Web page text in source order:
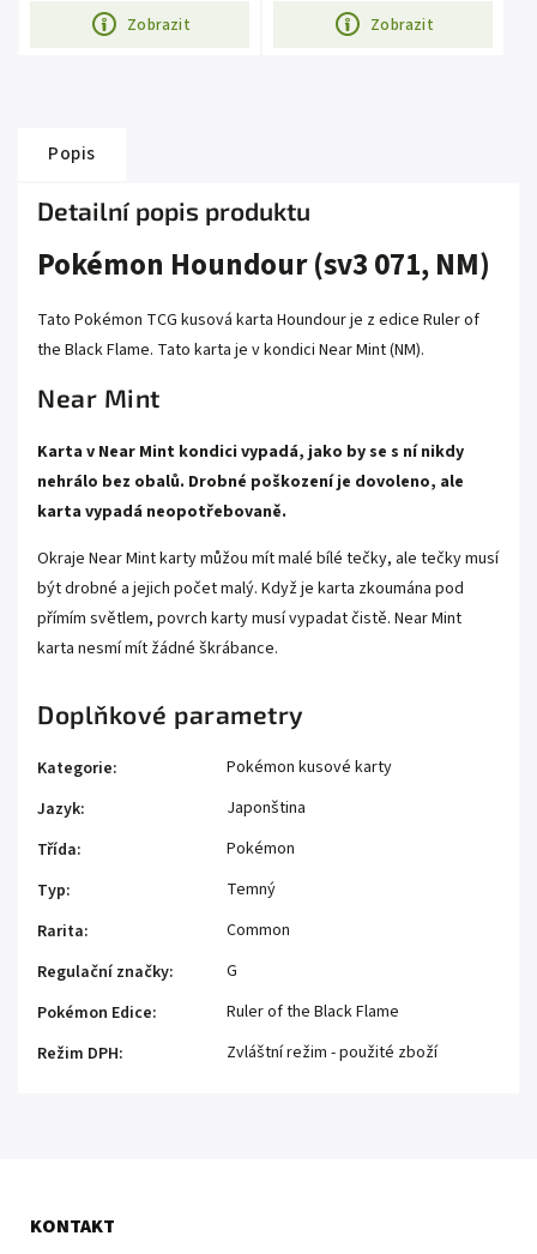
Zobrazit Zobrazit
Popis
Detailní popis produktu
Pokémon Houndour (sv3 071, NM)
Tato Pokémon TCG kusová karta Houndour je z edice Ruler of
the Black Flame. Tato karta je v kondici Near Mint (NM).
Near Mint
Karta v Near Mint kondici vypadá, jako by se s ní nikdy
nehrálo bez obalů. Drobné poškození je dovoleno, ale
karta vypadá neopotřebovaně.
Okraje Near Mint karty můžou mít malé bílé tečky, ale tečky musí
být drobné a jejich počet malý. Když je karta zkoumána pod
přímím světlem, povrch karty musí vypadat čistě. Near Mint
karta nesmí mít žádné škrábance.
Doplňkové parametry
Kategorie:
Pokémon kusové karty
Jazyk:
Japonština
Třída:
Pokémon
Typ:
Temný
Rarita:
Common
Regulační značky:
G
Pokémon Edice:
Ruler of the Black Flame
Režim DPH: Zvláštní režim - použité zboží
KONTAKT